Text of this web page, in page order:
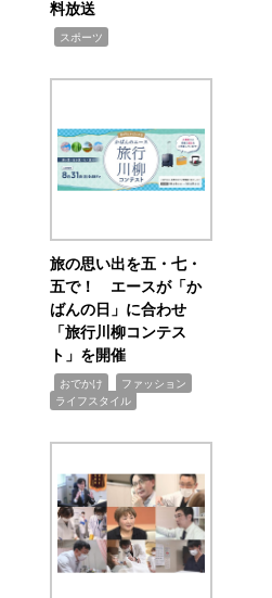
料放送
スポーツ
旅の思い出を五・七・
五で！ エースが「か
ばんの日」に合わせ
「旅行川柳コンテス
ト」を開催
おでかけ ファッション
ライフスタイル